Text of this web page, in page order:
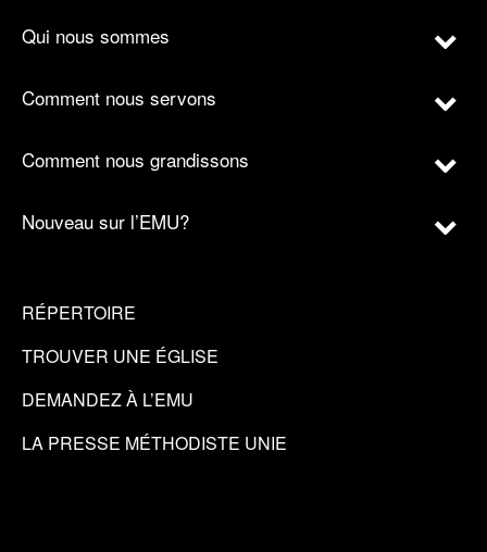
Qui nous sommes
Comment nous servons
Comment nous grandissons
Nouveau sur l’EMU?
RÉPERTOIRE
TROUVER UNE ÉGLISE
DEMANDEZ À L’EMU
LA PRESSE MÉTHODISTE UNIE